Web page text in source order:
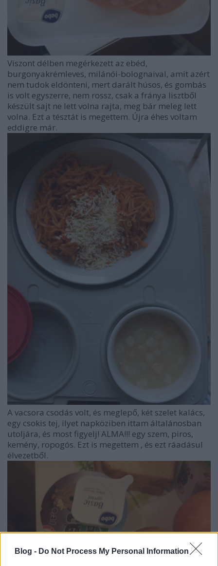
Blog - Do Not Process My Personal Information
Viszont délben megérkezett az ebéd,
burgonyakrémleves, milánói-bolognaival, amit azért
nem tudok eldönteni, mert darált húsos, és gombás
is volt egyszerre, nem rossz, csak a fránya lisztből
készült sajt ne lett volna rajta, meg bár meleg lett
volna. Ezt a tésztát is megettem. Újra éhes voltam
eddigre már.
A vacsora csodás volt, és meglepő, két szelet kalács,
egy csokis tej, ilyet napköziben ittam általánosban
utoljára, és most figyelj! ALMA!!! egy szem, piros,
kemény, ropogós. Ezt is megettem , és ezt ráadásul
élvezetből.